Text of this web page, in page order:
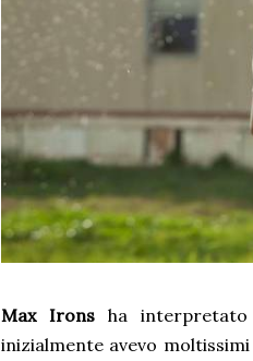
Max Irons ha
inizialmente avevo